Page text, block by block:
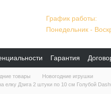
График работы:
Понедельник -
Гарантия
товары
Новогодние игрушки
елку Дзига 2 штуки по 10 см Голубой